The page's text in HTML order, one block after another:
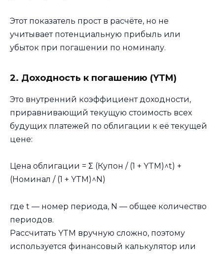
Этот показатель прост в расчёте, но не
учитывает потенциальную прибыль или
убыток при погашении по номиналу.
2. Доходность к погашению (YTM)
Это внутренний коэффициент доходности,
приравнивающий текущую стоимость всех
будущих платежей по облигации к её текущей
цене:
Цена облигации = Σ (Купон / (1 + YTM)^t) +
(Номинал / (1 + YTM)^N)
где t — номер периода, N — общее количество
периодов.
Рассчитать YTM вручную сложно, поэтому
используется финансовый калькулятор или